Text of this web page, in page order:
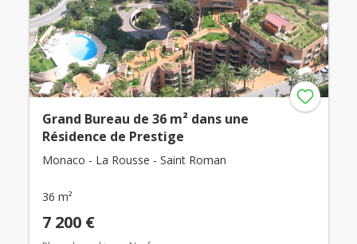
Grand Bureau de 36 m² dans une
Résidence de Prestige
Monaco - La Rousse - Saint Roman
36 m²
7 200 €